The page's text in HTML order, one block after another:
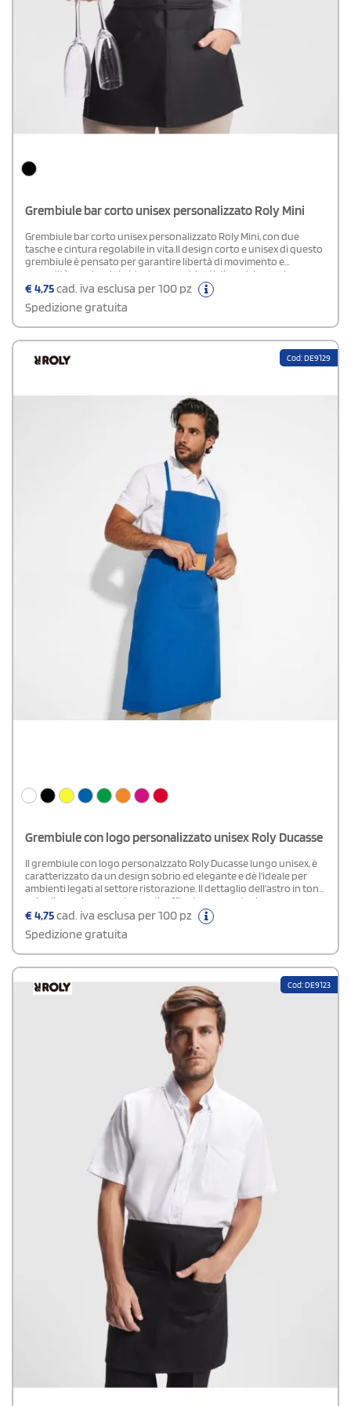
Grembiule bar corto unisex personalizzato Roly Mini
Grembiule bar corto unisex personalizzato Roly Mini, con due
tasche e cintura regolabile in vita.Il design corto e unisex di questo
grembiule è pensato per garantire libertà di movimento e
comodità, rendendolo ideale per ambienti dinamici come bar e
ristoranti. Dotato di due tasche spaziose, permette di avere
sempre a portata di mano gli strumenti del mestiere, mentre la
cintura regolabile assicura una vestibilità perfetta per chiunque.
Personalizza il grembiule con il logo della tua azienda per
trasformarlo in un efficace strumento di brand identity, capace di
trasmettere professionalità e cura del dettaglio. La scelta ideale
per chi cerca un grembiule pratico, elegante e
€4,75cad. iva esclusa per 100 pz
Spedizione gratuita
Cod: DE9129
Grembiule con logo personalizzato unisex Roly Ducasse
Il grembiule con logo personalzzato Roly Ducasse lungo unisex, è
caratterizzato da un design sobrio ed elegante e dè l'ideale per
ambienti legati al settore ristorazione. Il dettaglio dell'astro in tono
sul collo aggiunge un tocco di raffinatezza, mentre la
composizione in 90% poliestere e 10% cotone garantisce durabilità
e facilità di manutenzione. Dotato di due tasche frontali, una
interna e una grande tasca sovrapposta, offre ampio spazio per
tenere a portata di mano gli strumenti necessari al lavoro. La
possibilità di personalizzare il grembiule con il logo della tua
azienda lo trasforma in un efficace strumento di branding,
perfetto per rafforzare l'immagine del tuo team.Etichetta
rimovibile.Composizione: 90% poliestere - 10% cotone
€4,75cad. iva esclusa per 100 pz
Spedizione gratuita
Cod: DE9123